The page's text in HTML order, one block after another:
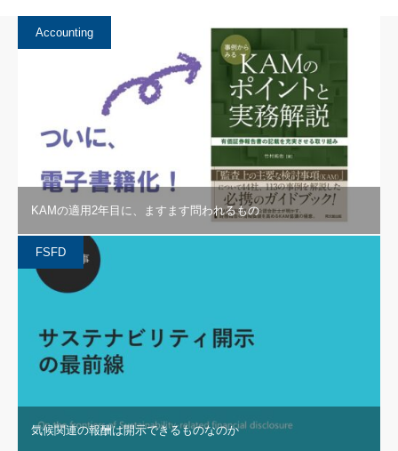
Accounting
KAMの適用2年目に、ますます問われるもの
FSFD
気候関連の報酬は開示できるものなのか